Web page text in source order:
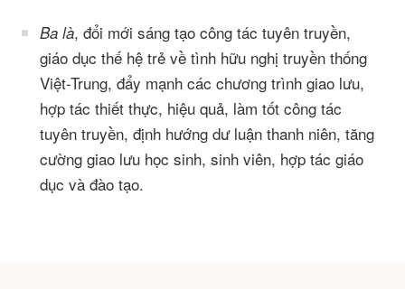
Ba là, đổi mới sáng tạo công tác tuyên truyền,
giáo dục thế hệ trẻ về tình hữu nghị truyền thống
Việt-Trung, đẩy mạnh các chương trình giao lưu,
hợp tác thiết thực, hiệu quả, làm tốt công tác
tuyên truyền, định hướng dư luận thanh niên, tăng
cường giao lưu học sinh, sinh viên, hợp tác giáo
dục và đào tạo.